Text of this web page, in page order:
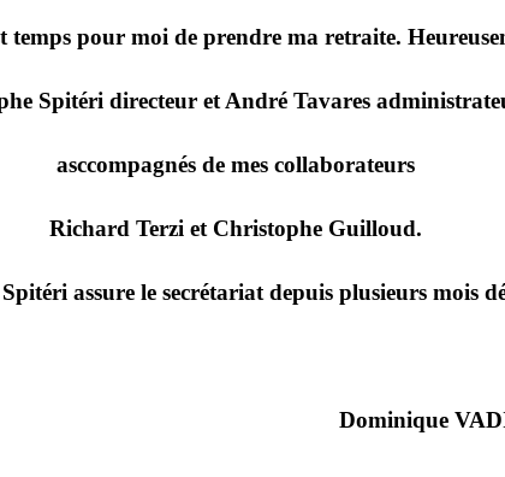
temps pour moi de prendre ma retraite.
Spitéri directeur et André Tavares
asccompagnés de mes collaborateurs
Richard Terzi et Christophe Guilloud.
Spitéri assure le secrétariat depuis plusieurs mois